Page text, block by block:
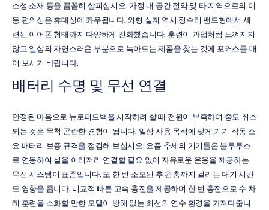
소성 소재 등을 꼼꼼히 살피십시오. 가정 내 공간 절약 및 타 지역으로의 이
동 편의성은 휴대성에 좌우됩니다. 외형 설계 역시 정수리 밴드형에서 세
련된 이어폰 형태까지 다양하게 진화했습니다. 훈련이 과업처럼 느껴지지
않고 일상의 자연스러운 부분으로 녹아드는 제품을 찾는 것에 포커스를 대
어 보시기 바랍니다.
배터리 수명 및 무선 연결
안정된 마음으로 뉴로피드백을 시작하려 할 때 전원이 부족하여 중도 취소
되는 것은 무척 곤란한 경험이 됩니다. 일상 사용 목적에 맞게 기기 작동 소
요 배터리 보증 규격을 점검해 보십시오. 요즘 추세의 기기들은 블루투스
로 연동하여 실을 이리저리 연결할 필요 없이 자유로운 운용을 제공하는
무선 시스템이 표준입니다. 또 한 번 소모된 후 완충까지 걸리는 대기 시간
도 영향을 줍니다. 비교적 빠른 고속 충전을 제공하며 한 번 충전으로 수 차
례 훈련을 소화할 만한 모델이 방해 없는 최선의 연수 환경을 가져다줍니